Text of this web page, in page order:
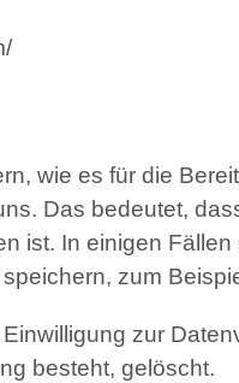
wie es für die
Das bedeutet,
ist. In einigen
zum
zur
besteht, gelöscht.